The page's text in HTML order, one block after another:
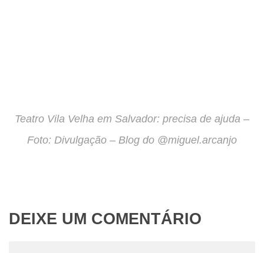
Teatro Vila Velha em Salvador: precisa de ajuda –
Foto: Divulgação – Blog do @miguel.arcanjo
DEIXE UM COMENTÁRIO